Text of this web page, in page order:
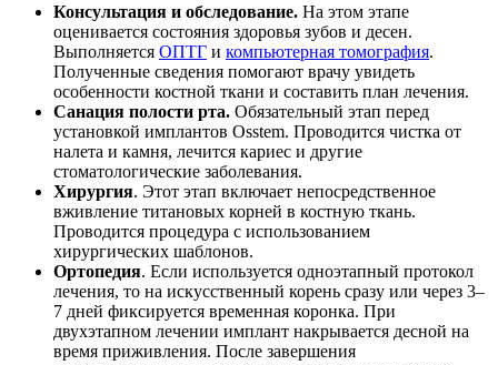
Консультация и обследование. На этом этапе
оценивается состояния здоровья зубов и десен.
Выполняется ОПТГ и компьютерная томография.
Полученные сведения помогают врачу увидеть
особенности костной ткани и составить план лечения.
Санация полости рта. Обязательный этап перед
установкой имплантов Osstem. Проводится чистка от
налета и камня, лечится кариес и другие
стоматологические заболевания.
Хирургия. Этот этап включает непосредственное
вживление титановых корней в костную ткань.
Проводится процедура с использованием
хирургических шаблонов.
Ортопедия. Если используется одноэтапный протокол
лечения, то на искусственный корень сразу или через 3–
7 дней фиксируется временная коронка. При
двухэтапном лечении имплант накрывается десной на
время приживления. После завершения